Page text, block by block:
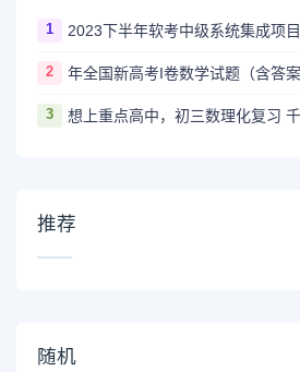
1
2 年全国新高考I卷数学试题（含答案
3
推荐
随机